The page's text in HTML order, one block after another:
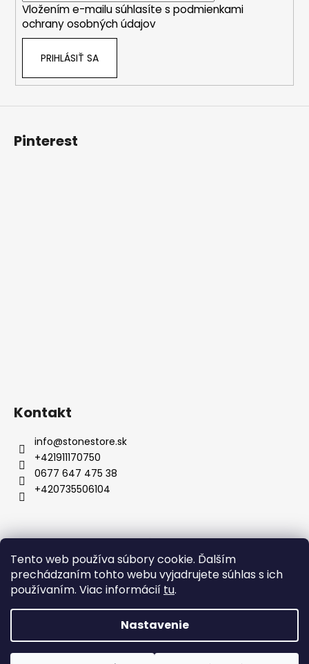
Tento web používa súbory cookie. Ďalším
prechádzaním tohto webu vyjadrujete súhlas s ich
používaním. Viac informácií tu.
Nastavenie
Vložením e-mailu súhlasíte s podmienkami
ochrany osobných údajov
PRIHLÁSIŤ SA
Pinterest
Kontakt
info@stonestore.sk
+421911170750
0677 647 475 38
+420735506104
Obchodné podmienky
Podmienky ochrany osobných údajov Veľkoobchod
Kontakty
Copyright 2026STONESTORE. Všetky práva vyhradené.